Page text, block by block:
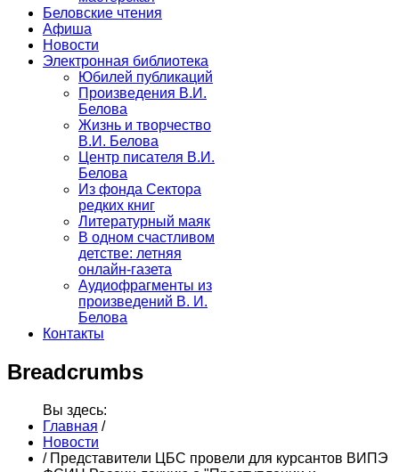
Беловские чтения
Афиша
Новости
Электронная библиотека
Юбилей публикаций
Произведения В.И.
Белова
Жизнь и творчество
В.И. Белова
Центр писателя В.И.
Белова
Из фонда Сектора
редких книг
Литературный маяк
В одном счастливом
детстве: летняя
онлайн-газета
Аудиофрагменты из
произведений В. И.
Белова
Контакты
Breadcrumbs
Вы здесь:
Главная /
Новости
/ Представители ЦБС провели для курсантов ВИПЭ